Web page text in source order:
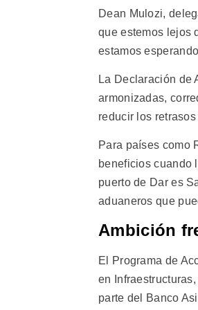
Dean Mulozi,
que estemos lejos
estamos
La Declaración de
armonizadas,
reducir los
Para países como
beneficios cuando
puerto de Dar es
aduaneros que
Ambición
El Programa de
en
parte del Banco